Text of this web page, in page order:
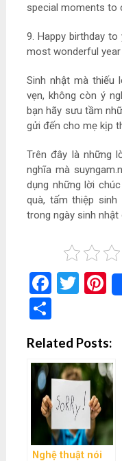
special moments to
9. Happy birthday
most wonderful
Sinh nhật mà thiếu
vẹn, không còn ý
bạn hãy sưu tầm
gửi đến cho mẹ kịp
Trên đây là những
nghĩa mà
dụng những lời
quà, tấm thiệp
trong ngày sinh nhật
Share
Related Posts:
Nghệ thuật nói